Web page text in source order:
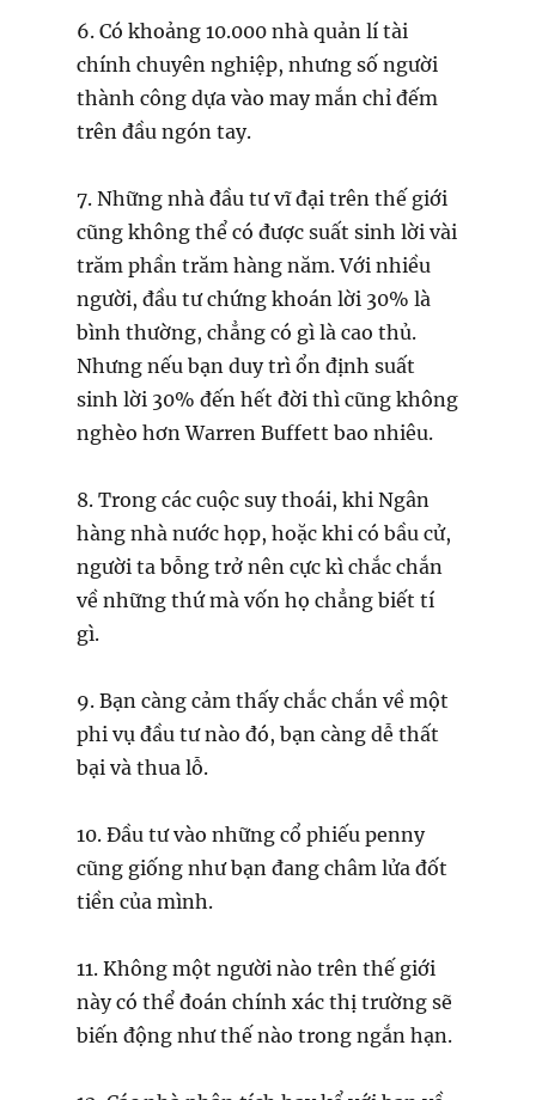
6. Có khoảng 10.000 nhà quản lí tài
chính chuyên nghiệp, nhưng số người
thành công dựa vào may mắn chỉ đếm
trên đầu ngón tay.
7. Những nhà đầu tư vĩ đại trên thế giới
cũng không thể có được suất sinh lời vài
trăm phần trăm hàng năm. Với nhiều
người, đầu tư chứng khoán lời 30% là
bình thường, chẳng có gì là cao thủ.
Nhưng nếu bạn duy trì ổn định suất
sinh lời 30% đến hết đời thì cũng không
nghèo hơn Warren Buffett bao nhiêu.
8. Trong các cuộc suy thoái, khi Ngân
hàng nhà nước họp, hoặc khi có bầu cử,
người ta bỗng trở nên cực kì chắc chắn
về những thứ mà vốn họ chẳng biết tí
gì.
9. Bạn càng cảm thấy chắc chắn về một
phi vụ đầu tư nào đó, bạn càng dễ thất
bại và thua lỗ.
10. Đầu tư vào những cổ phiếu penny
cũng giống như bạn đang châm lửa đốt
tiền của mình.
11. Không một người nào trên thế giới
này có thể đoán chính xác thị trường sẽ
biến động như thế nào trong ngắn hạn.